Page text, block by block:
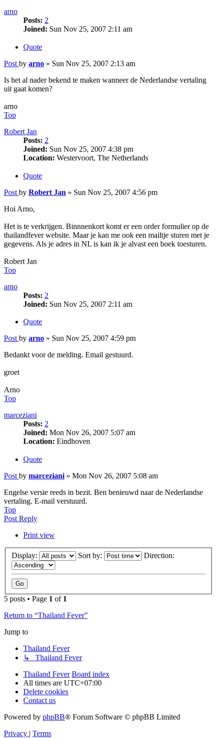
arno
Posts: 2
Joined: Sun Nov 25, 2007 2:11 am
Quote
Post by arno » Sun Nov 25, 2007 2:13 am
Is het al nader bekend te maken wanneer de Nederlandse vertaling
uit gaat komen?
arno
Top
Robert Jan
Posts: 2
Joined: Sun Nov 25, 2007 4:38 pm
Location: Westervoort, The Netherlands
Quote
Post by Robert Jan » Sun Nov 25, 2007 4:56 pm
Hoi Arno,
Het is te verkrijgen. Binnnenkort komt er een order formulier op de
thailandfever website. Maar je kan me ook een mailtje sturen met je
gegevens. Als je adres in NL is kan ik je alvast een boek toesturen.
Robert Jan
Top
arno
Posts: 2
Joined: Sun Nov 25, 2007 2:11 am
Quote
Post by arno » Sun Nov 25, 2007 4:59 pm
Bedankt voor de melding. Email gestuurd.
groet
Arno
Top
marceziani
Posts: 2
Joined: Mon Nov 26, 2007 5:07 am
Location: Eindhoven
Quote
Post by marceziani » Mon Nov 26, 2007 5:08 am
Engelse versie reeds in bezit. Ben benieuwd naar de Nederlandse
vertaling. E-mail verstuurd.
Top
Post Reply
Print view
Display: Sort by: Direction:
5 posts • Page 1 of 1
Return to “Thailand Fever”
Jump to
Thailand Fever
↳ Thailand Fever
Thailand Fever Board index
All times are UTC+07:00
Delete cookies
Contact us
Powered by phpBB® Forum Software © phpBB Limited
Privacy | Terms